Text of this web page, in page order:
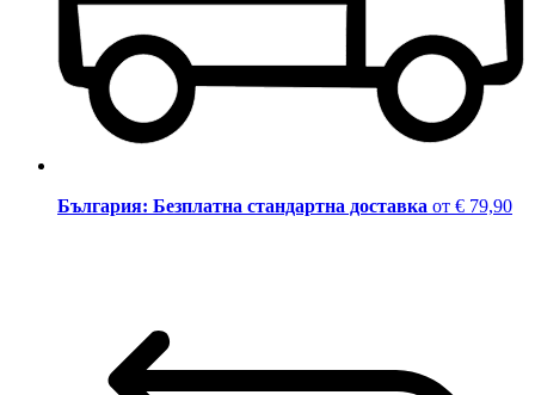
България: Безплатна стандартна доставка от € 79,90